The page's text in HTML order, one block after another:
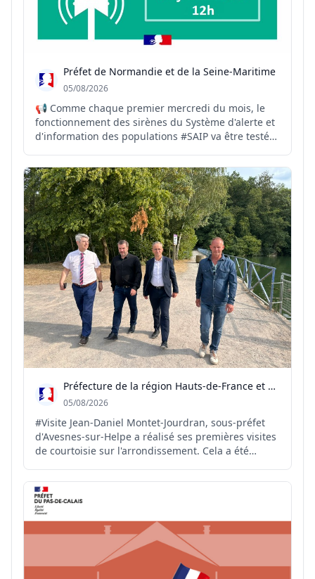
Préfet de Normandie et de la Seine-Maritime
05/08/2026
📢 Comme chaque premier mercredi du mois, le
fonctionnement des sirènes du Système d'alerte et
d'information des populations #SAIP va être testé
Préfecture de la région Hauts-de-France et du Nord
05/08/2026
#Visite Jean-Daniel Montet-Jourdran, sous-préfet
d'Avesnes-sur-Helpe a réalisé ses premières visites
de courtoisie sur l'arrondissement. Cela a été
et acteurs du territoire sur leurs projets et leurs
préoccupations, de visiter les lieux emblématique...